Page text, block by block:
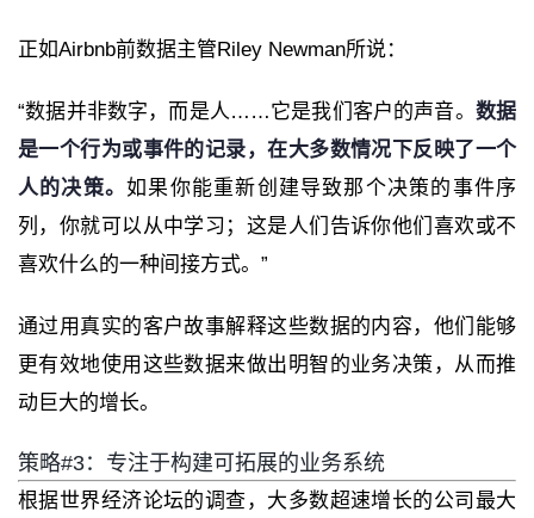
正如Airbnb前数据主管Riley Newman所说：
“数据并非数字，而是人……它是我们客户的声音。 数据
是一个行为或事件的记录，在大多数情况下反映了一个
人的决策。如果你能重新创建导致那个决策的事件序
列，你就可以从中学习；这是人们告诉你他们喜欢或不
喜欢什么的一种间接方式。”
通过用真实的客户故事解释这些数据的内容，他们能够
更有效地使用这些数据来做出明智的业务决策，从而推
动巨大的增长。
策略#3：专注于构建可拓展的业务系统
根据世界经济论坛的调查，大多数超速增长的公司最大